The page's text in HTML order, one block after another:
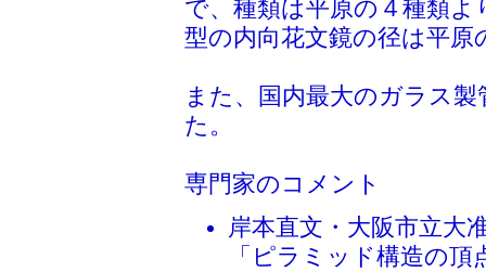
で、種類は平原の４種類
型の内向花文鏡の径は平原
また、国内最大のガラス
た。
専門家のコメント
岸本直文・大阪市立大
「ピラミッド構造の